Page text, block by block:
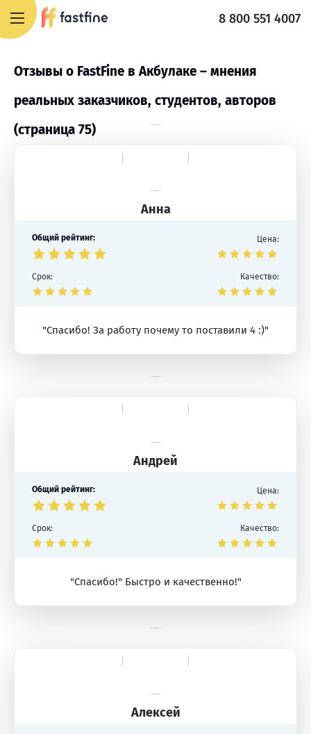
8 800 551 4007
Отзывы о FastFine в Акбулаке – мнения
реальных заказчиков, студентов, авторов
(страница 75)
Анна
Общий рейтинг: Цена:
Срок: Качество:
"Спасибо! За работу почему то поставили 4 :)"
Андрей
Общий рейтинг: Цена:
Срок: Качество:
"Спасибо!" Быстро и качественно!"
Алексей